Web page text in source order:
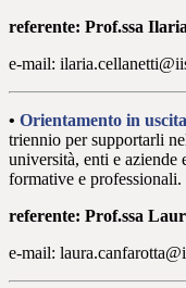
referente: Prof.ssa
e-mail:
• Orientamento in uscita
triennio per supportarli
università, enti e
formative e professionali.
referente: Prof.ssa
e-mail: